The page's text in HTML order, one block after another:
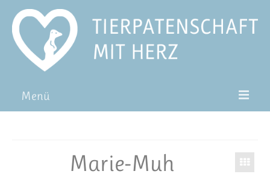
Menü
Pat*in werdenMarie-Muh